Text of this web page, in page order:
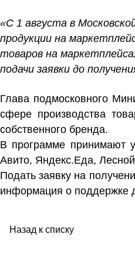
«С 1 августа в
продукции на
товаров на
подачи заявки до
Глава подмосковного
сфере производства
собственного бренда.
В программе принимают
Авито, Яндекс.Еда,
Подать заявку на
информация о поддержке
Назад к списку